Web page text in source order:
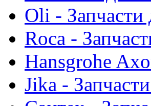
Oli - Запчасти
Roca -
Hansgrohe
Jika -